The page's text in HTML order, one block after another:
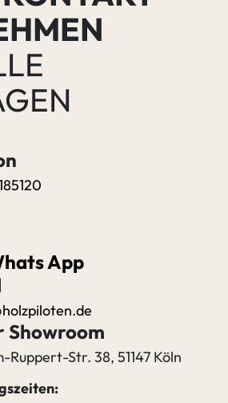
App
Showroom
Ruppert-Str. 38, 51147 Köln